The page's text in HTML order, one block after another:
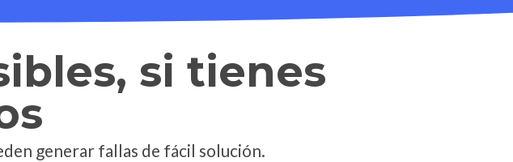
si tienes
generar fallas de fácil solución.